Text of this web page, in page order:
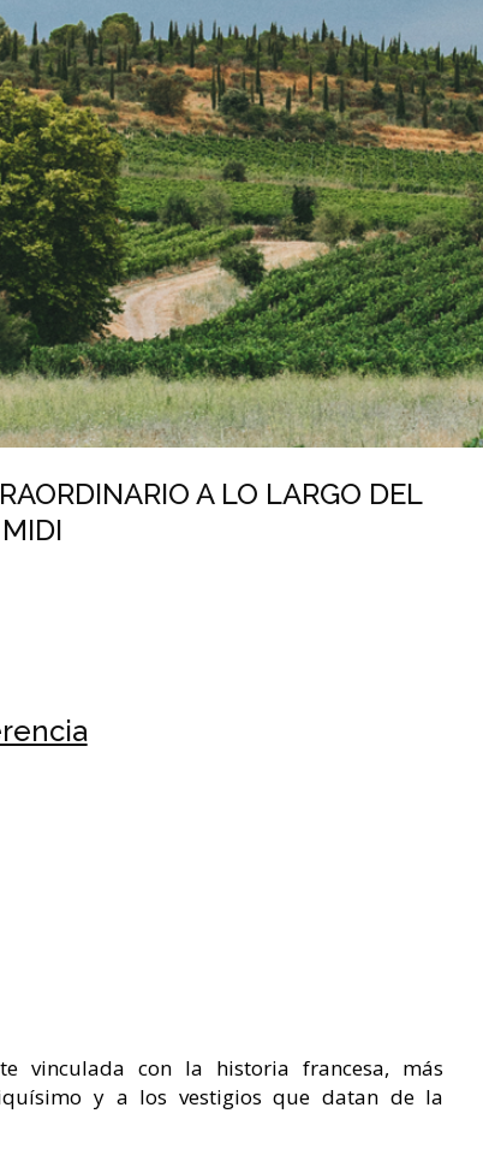
A LO LARGO DEL
vinculada con la historia francesa, más
y a los vestigios que datan de la